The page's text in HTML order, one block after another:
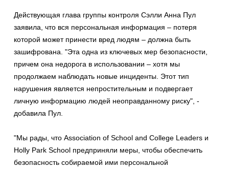
Действующая глава группы контроля Сэлли Анна Пул
заявила, что вся персональная информация – потеря
которой может принести вред людям – должна быть
зашифрована. "Эта одна из ключевых мер безопасности,
причем она недорога в использовании – хотя мы
продолжаем наблюдать новые инциденты. Этот тип
нарушения является непростительным и подвергает
личную информацию людей неоправданному риску", -
добавила Пул.
"Мы рады, что Association of School and College Leaders и
Holly Park School предприняли меры, чтобы обеспечить
безопасность собираемой ими персональной